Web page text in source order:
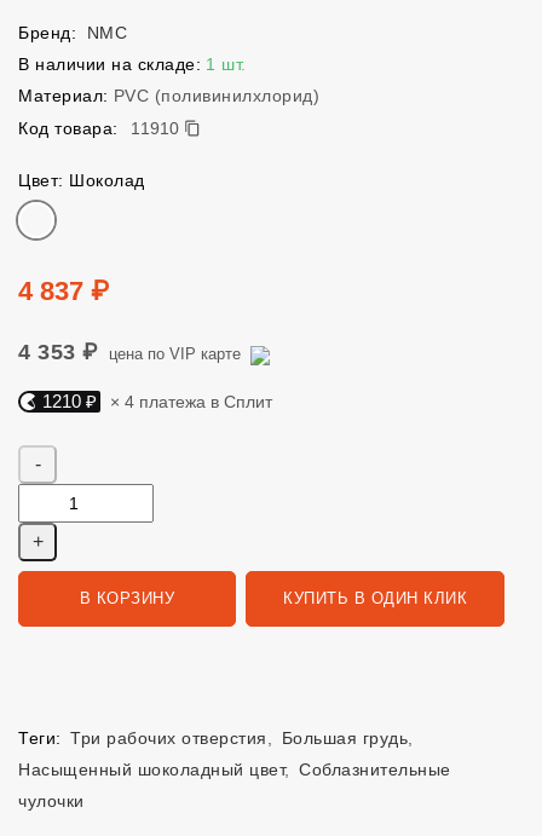
Бренд:
NMC
В наличии на складе: 1 шт.
Материал: PVC (поливинилхлорид)
Код товара:
11910
11910
Цвет: Шоколад
Цвет
Цена
4 837 ₽
4 353 ₽ цена по VIP карте
Яндекс Сплит. 1210 руб, 4 платежа в Сплит
1210 ₽ × 4 платежа в Сплит
В КОРЗИНУ КУПИТЬ В ОДИН КЛИК
Теги: Три рабочих отверстия Большая грудь
Насыщенный шоколадный цвет, Соблазнительные
чулочки